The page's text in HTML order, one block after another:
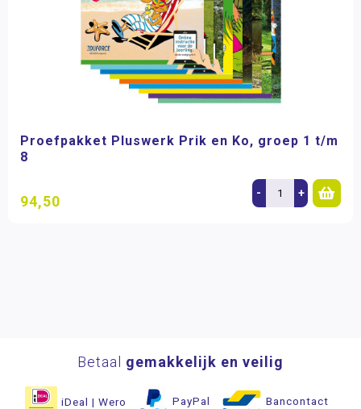
Proefpakket Pluswerk Prik en Ko, groep 1 t/m
8
94,50 - +
Betaal gemakkelijk en veilig
iDeal | Wero PayPal Bancontact